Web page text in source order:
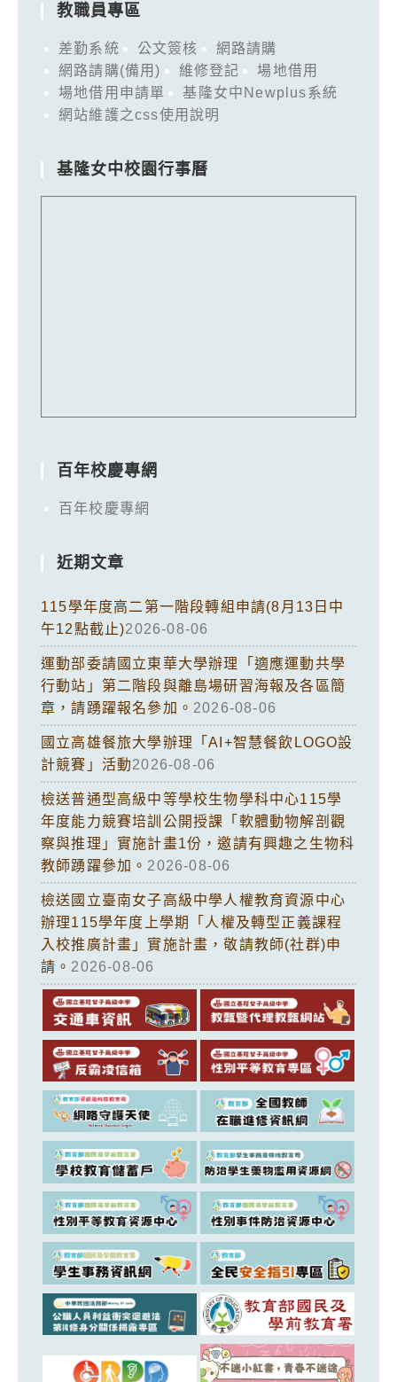
教職員專區
差勤系統 公文簽核
網路請購
網路請購(備用)
維修登記
場地借用
場地借用申請單
基隆女中Newplus系統
網站維護之css使用說明
基隆女中校園行事曆
百年校慶專網
百年校慶專網
近期文章
115學年度高二第一階段轉組申請(8月13日中
午12點截止)2026-08-06
運動部委請國立東華大學辦理「適應運動共學
行動站」第二階段與離島場研習海報及各區簡
章，請踴躍報名參加。 2026-08-06
國立高雄餐旅大學辦理「AI+智慧餐飲LOGO設
計競賽」活動2026-08-06
檢送普通型高級中等學校生物學科中心115學
年度能力競賽培訓公開授課「軟體動物解剖觀
察與推理」實施計畫1份，邀請有興趣之生物科
教師踴躍參加。 2026-08-06
檢送國立臺南女子高級中學人權教育資源中心
辦理115學年度上學期「人權及轉型正義課程
入校推廣計畫」實施計畫，敬請教師(社群)申
請。 2026-08-06